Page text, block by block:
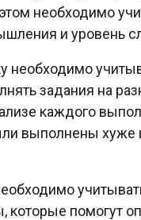
необходимо
и уровень
необходимо
задания на
каждого
выполнены хуже
помогут